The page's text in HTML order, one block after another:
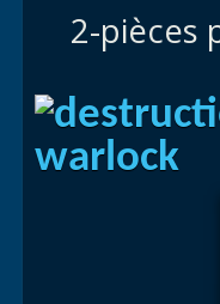
2-pièces